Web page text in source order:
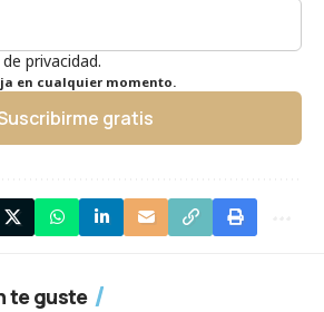
privacidad.
en cualquier momento.
gratis
te guste